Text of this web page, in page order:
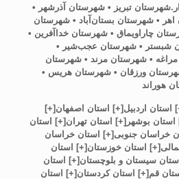
شهرستان تبریز • شهرستان آذرشهر •
• شهرستان بستان‌آباد • شهرستان
چاراویماق • شهرستان خداآفرین •
شبستر • شهرستان عجب‌شیر •
• شهرستان مرند • شهرستان
ورزقان • شهرستان هریس •
هوراند
] استان اردبیل [
+
] استان اصفهان [
+
]
استان بوشهر [
+
] ستان تهران [
+
]
استان
خراسان جنوبی [
+
]
استان خراسان
[
+
] استان خوزستان [
+
]
استان
استان سیستان و بلوچستان [
+
]
استان
قم [
+
] استان کردستان [
+
]
استان